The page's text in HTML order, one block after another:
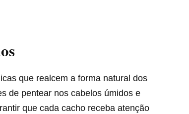
que realcem a forma natural dos
de pentear nos cabelos úmidos e
que cada cacho receba atenção